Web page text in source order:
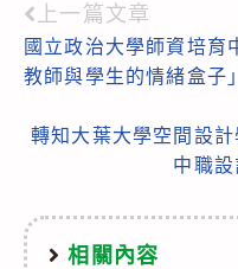
Read
more
上一篇文章
國立政治大學師資培育
教師與學生的情緒盒子
轉知大葉大學空間設
中職
相關內容